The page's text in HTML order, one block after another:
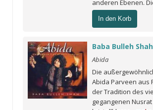
anderen Ebenen.
In den Korb
Baba Bulleh
Abida
Die
Abida Parveen aus
der Tradition des
gegangenen